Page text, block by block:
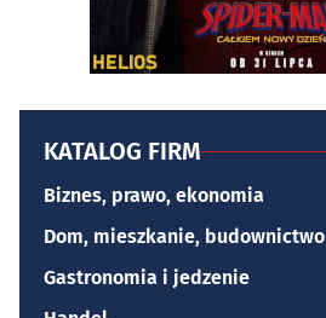
KATALOG FIRM
Biznes, prawo, ekonomia
Dom, mieszkanie, budownictwo
Gastronomia i jedzenie